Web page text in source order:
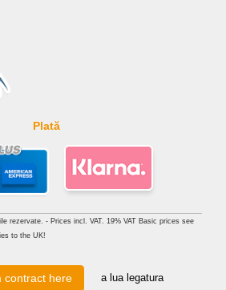
Plată
rezervate. - Prices incl. VAT. 19% VAT Basic prices see
to the UK!
contract here a lua legatura